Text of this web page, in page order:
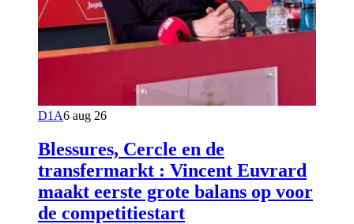
D1A6 aug 26
Blessures, Cercle en de
transfermarkt : Vincent Euvrard
maakt eerste grote balans op voor
de competitiestart